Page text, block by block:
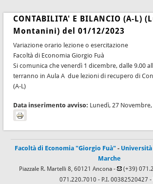
CONTABILITA' E BILANCIO (A-L)
Montanini) del 01/12/2023
Variazione orario lezione o esercitazione
Facoltà di Economia Giorgio Fuà
Si comunica che venerdì 1 dicembre, dalle 9.00
terranno in Aula A due lezioni di recupero di
(A-L)
Data inserimento avviso: Lunedì, 27 Novembre,
Facoltà di Economia "Giorgio Fuà" -
Marche
Piazzale R. Martelli 8, 60121 Ancona - (+39)
071.220.7010 - P.I. 00382520427 -